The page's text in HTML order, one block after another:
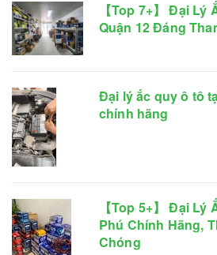
【Top 7+】 Đại Lý
Quận 12 Đáng
Đại lý ắc quy ô tô
chính hãng
【Top 5+】 Đại Lý
Phú Chính Hãng,
Chóng